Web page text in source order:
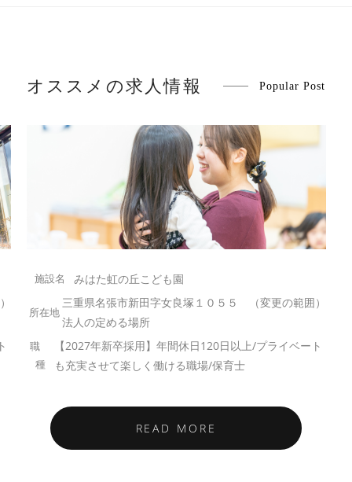
オススメの求人情報 Popular Post
みはた虹の丘こども園
三重県名張市新田字女良塚１０５５ （変更の範囲）
法人の定める場所
【2027年新卒採用】年間休日120日以上/プライベート
も充実させて楽しく働ける職場/保育士
READ MORE